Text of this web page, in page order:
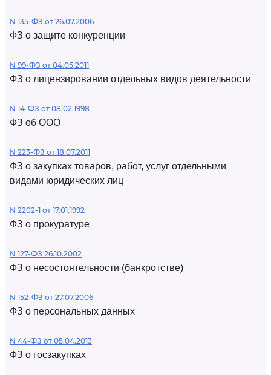
N 135-ФЗ от 26.07.2006
ФЗ о защите конкуренции
N 99-ФЗ от 04.05.2011
ФЗ о лицензировании отдельных видов деятельности
N 14-ФЗ от 08.02.1998
ФЗ об ООО
N 223-ФЗ от 18.07.2011
ФЗ о закупках товаров, работ, услуг отдельными
видами юридических лиц
N 2202-1 от 17.01.1992
ФЗ о прокуратуре
N 127-ФЗ 26.10.2002
ФЗ о несостоятельности (банкротстве)
N 152-ФЗ от 27.07.2006
ФЗ о персональных данных
N 44-ФЗ от 05.04.2013
ФЗ о госзакупках